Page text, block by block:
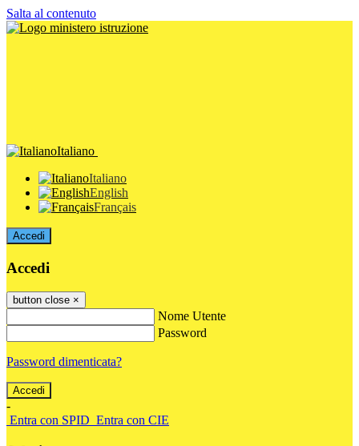
Salta al contenuto
Italiano
Italiano
English
Français
Accedi
Accedi
button close ×
Nome Utente
Password
Password dimenticata?
-
Entra con SPID Entra con CIE